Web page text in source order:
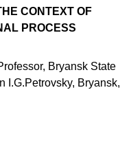
CONTEXT OF
PROCESS
Bryansk State
I.G.Petrovsky, Bryansk,